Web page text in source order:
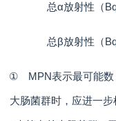
总α放射性（
总β放射性（
① MPN表示最可能数
大肠菌群时，应进一